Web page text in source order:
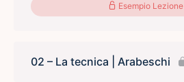
Esempio Lezione
02 – La tecnica | Arabeschi